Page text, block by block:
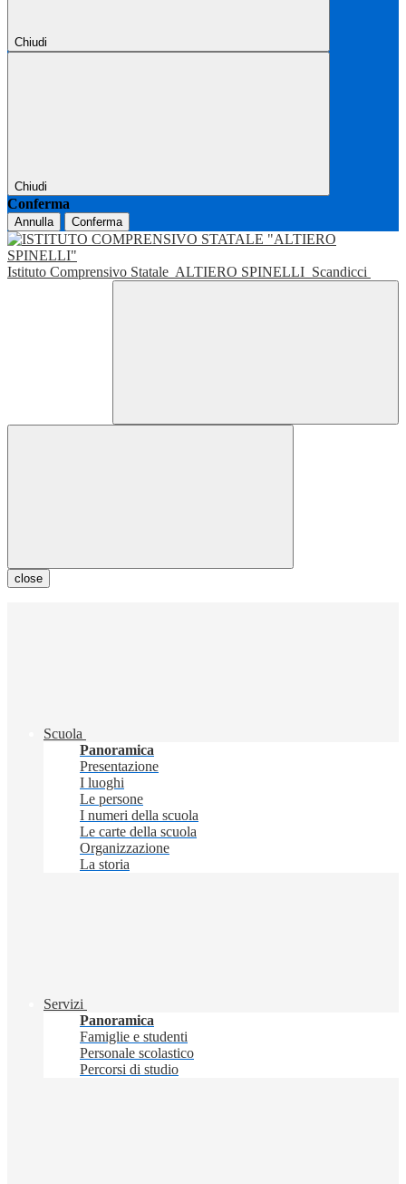
Chiudi
Chiudi
Conferma
Annulla Conferma
Istituto Comprensivo Statale ALTIERO SPINELLI Scandicci
close
Scuola
Panoramica
Presentazione
I luoghi
Le persone
I numeri della scuola
Le carte della scuola
Organizzazione
La storia
Servizi
Panoramica
Famiglie e studenti
Personale scolastico
Percorsi di studio